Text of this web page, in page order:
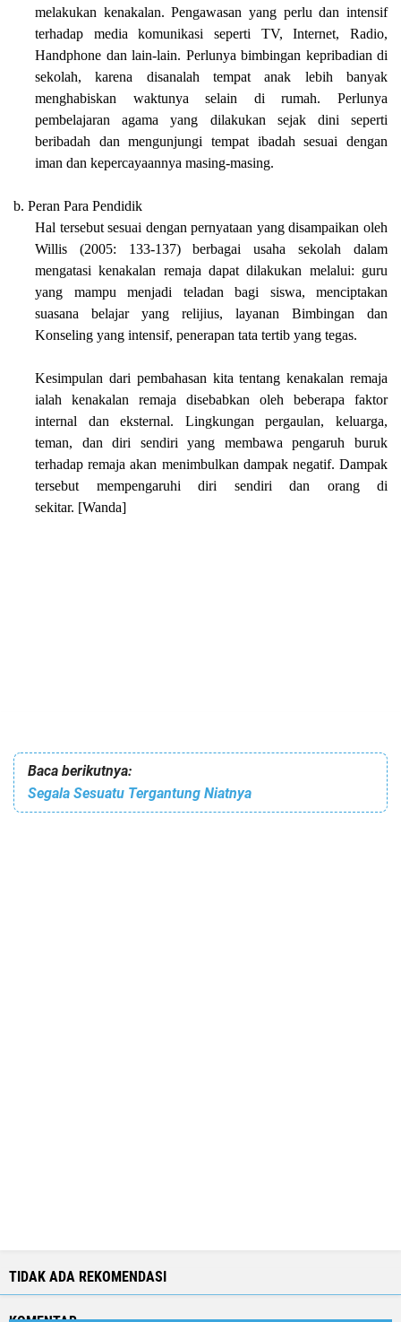
melakukan kenakalan. Pengawasan yang perlu dan intensif
terhadap media komunikasi seperti TV, Internet, Radio,
Handphone dan lain-lain. Perlunya bimbingan kepribadian di
sekolah, karena disanalah tempat anak lebih banyak
menghabiskan waktunya selain di rumah. Perlunya
pembelajaran agama yang dilakukan sejak dini seperti
beribadah dan mengunjungi tempat ibadah sesuai dengan
iman dan kepercayaannya masing-masing.
b. Peran Para Pendidik
Hal tersebut sesuai dengan pernyataan yang disampaikan oleh
Willis (2005: 133-137) berbagai usaha sekolah dalam
mengatasi kenakalan remaja dapat dilakukan melalui: guru
yang mampu menjadi teladan bagi siswa, menciptakan
suasana belajar yang relijius, layanan Bimbingan dan
Konseling yang intensif, penerapan tata tertib yang tegas.
Kesimpulan dari pembahasan kita tentang kenakalan remaja
ialah kenakalan remaja disebabkan oleh beberapa faktor
internal dan eksternal. Lingkungan pergaulan, keluarga,
teman, dan diri sendiri yang membawa pengaruh buruk
terhadap remaja akan menimbulkan dampak negatif. Dampak
tersebut mempengaruhi diri sendiri dan orang di
sekitar. [Wanda]
Baca berikutnya:
Segala Sesuatu Tergantung Niatnya
TIDAK ADA REKOMENDASI